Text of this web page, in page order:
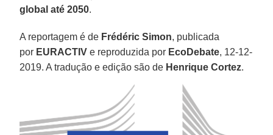
global até 2050.
A reportagem é de Frédéric Simon, publicada
por EURACTIV e reproduzida por EcoDebate, 12-12-
2019. A tradução e edição são de Henrique Cortez.